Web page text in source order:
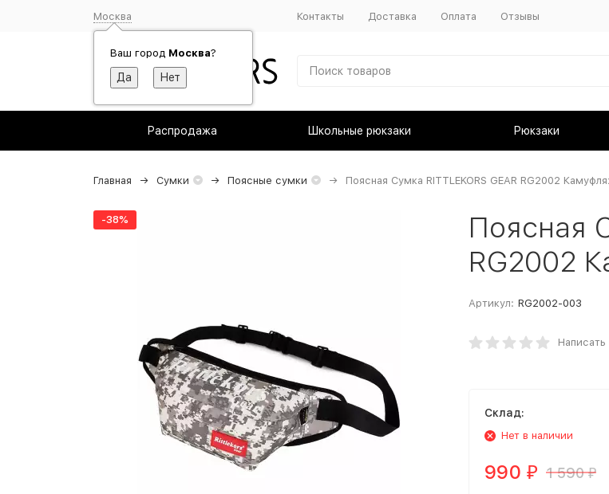
Москва
Ваш город Москва?
Контакты Доставка Оплата Отзывы
Распродажа Школьные рюкзаки Рюкзаки
Главная Сумки Поясные сумки Поясная Сумка RITTLEKORS GEAR RG2002
-38%
Поясная
RG2002
Артикул: RG2002-003
Написать
Склад:
Нет в наличии
990 ₽ 1 590₽